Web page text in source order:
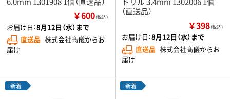
￥600（税込）
お届け日：8月12日（水）まで
直送品 株式会社髙儀からお
届け
（直送品）
￥398（税込）
お届け日：8月12日（水）まで
直送品 株式会社髙儀からお
届け
新着 新着